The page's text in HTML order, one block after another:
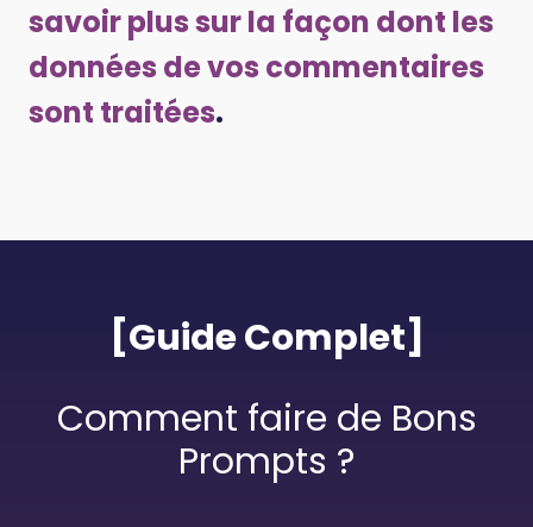
savoir plus sur la façon dont les
données de vos commentaires
sont traitées.
[Guide Complet]
Comment faire de Bons
Prompts ?